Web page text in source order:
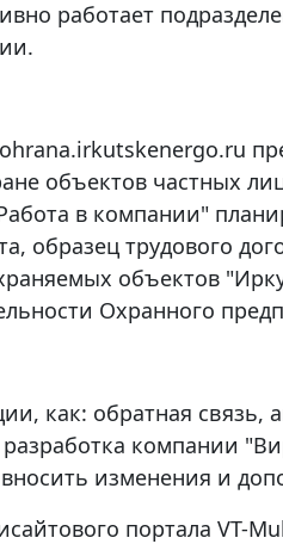
работает
объектов частных
в компании"
образец трудового
объектов
Охранного
как: обратная связь,
компании
изменения и
портала VT-